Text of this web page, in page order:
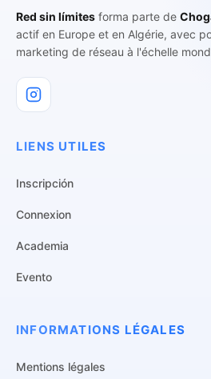
Red sin límites forma parte de
actif en Europe et en Algérie, avec
marketing de réseau à l'échelle
LIENS UTILES
Inscripción
Connexion
Academia
Evento
INFORMATIONS LÉGALES
Mentions légales